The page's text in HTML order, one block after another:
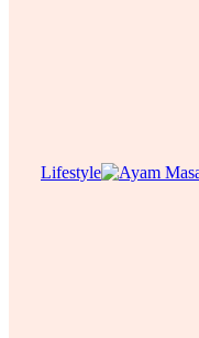
Lifestyle